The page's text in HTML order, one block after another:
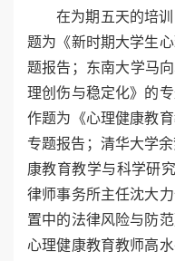
在为期五天的培
题为《新时期大学生
题报告；东南大学马
理创伤与稳定化》的
作题为《心理健康教
专题报告；清华大学
康教育教学与科学研
律师事务所主任沈大
置中的法律风险与防
心理健康教育教师高